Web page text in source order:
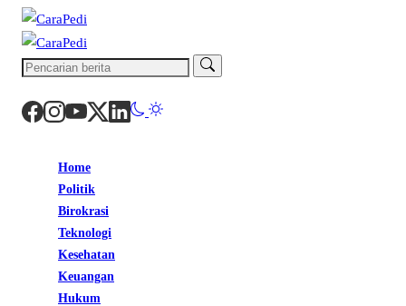
Home
Politik
Birokrasi
Teknologi
Kesehatan
Keuangan
Hukum